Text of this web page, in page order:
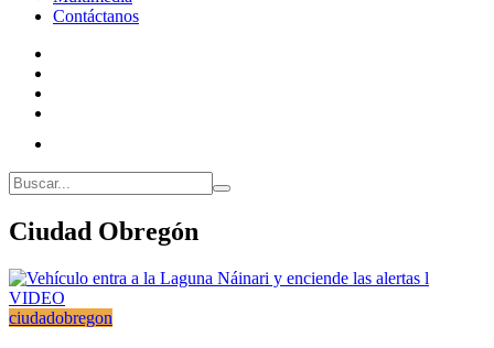
Contáctanos
Ciudad Obregón
ciudadobregon